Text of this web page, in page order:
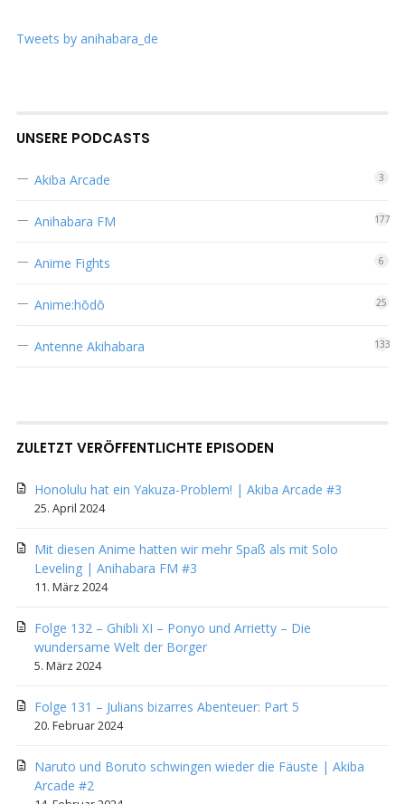
Tweets by anihabara_de
UNSERE PODCASTS
Akiba Arcade 3
Anihabara FM 177
Anime Fights 6
Anime:hōdō 25
Antenne Akihabara 133
ZULETZT VERÖFFENTLICHTE EPISODEN
Honolulu hat ein Yakuza-Problem! | Akiba Arcade #3
25. April 2024
Mit diesen Anime hatten wir mehr Spaß als mit Solo
Leveling | Anihabara FM #3
11. März 2024
Folge 132 – Ghibli XI – Ponyo und Arrietty – Die
wundersame Welt der Borger
5. März 2024
Folge 131 – Julians bizarres Abenteuer: Part 5
20. Februar 2024
Naruto und Boruto schwingen wieder die Fäuste | Akiba
Arcade #2